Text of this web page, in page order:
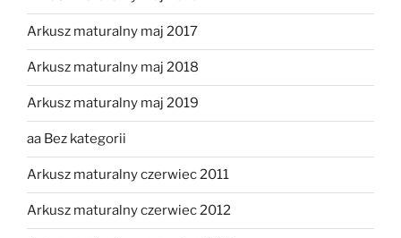
Arkusz maturalny maj 2017
Arkusz maturalny maj 2018
Arkusz maturalny maj 2019
aa Bez kategorii
Arkusz maturalny czerwiec 2011
Arkusz maturalny czerwiec 2012